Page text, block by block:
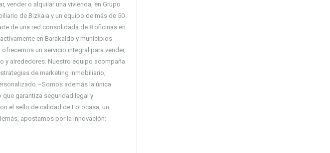
vender o alquilar una vivienda, en Grupo
de Bizkaia y un equipo de más de 50
de una red consolidada de 8 oficinas en
en Barakaldo y municipios
un servicio integral para vender,
y alrededores. Nuestro equipo acompaña
de marketing inmobiliario,
además la única
garantiza seguridad legal y
el sello de calidad de Fotocasa, un
apostamos por la innovación: